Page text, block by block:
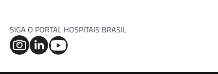
SIGA O PORTAL HOSPITAIS BRASIL